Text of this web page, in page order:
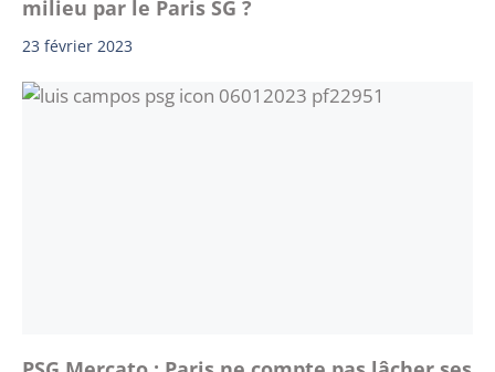
milieu par le Paris SG ?
23 février 2023